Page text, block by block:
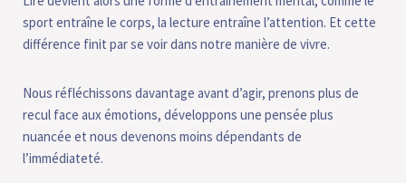
sport entraîne le corps, la lecture entraîne l’attention. Et cette
différence finit par se voir dans notre manière de vivre.
Nous réfléchissons davantage avant d’agir, prenons plus de
recul face aux émotions, développons une pensée plus
nuancée et nous devenons moins dépendants de
l’immédiateté.